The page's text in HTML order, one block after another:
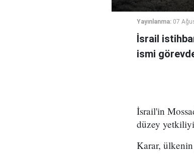
Yayınlanma: 07
İsrail
ismi
İsrail'in
düzey
Karar, ülkenin